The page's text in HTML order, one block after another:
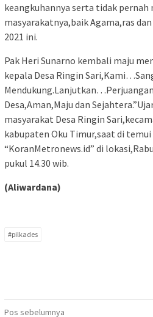
keangkuhannya serta tidak pernah
masyarakatnya,baik Agama,ras
2021 ini.
Pak Heri Sunarno kembali maju
kepala Desa Ringin
Desa,Aman,Maju dan
masyarakat Desa Ringin
kabupaten Oku Timur,saat di
“KoranMetronews.id” di
pukul 14.30 wib.
(Aliwardana)
#pilkades
Pos sebelumnya